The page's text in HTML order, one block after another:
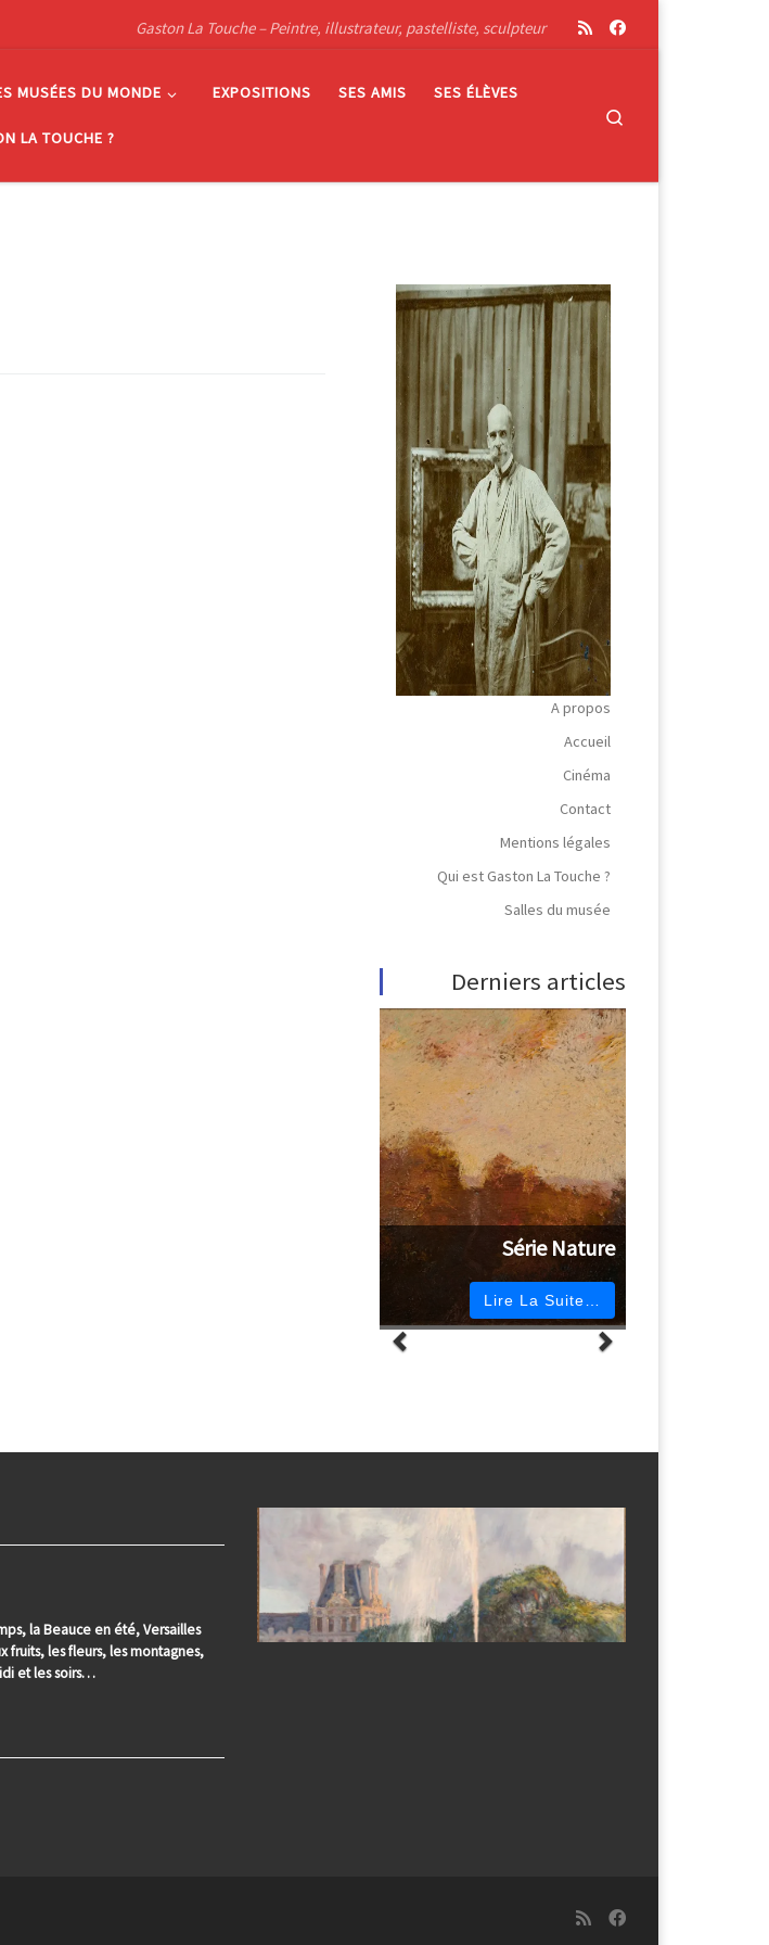
Gaston La Touche – Peintre, illustrateur, pastelliste, sculpteur
MUSÉES DU MONDE EXPOSITIONS SES AMIS SES ÉLÈVES
LA TOUCHE ?
A propos
Accueil
Cinéma
Contact
Mentions légales
Qui est Gaston La Touche ?
Salles du musée
Derniers articles
Série Nature
Lire La Suite…
la Beauce en été, Versailles
fruits, les fleurs, les montagnes,
et les soirs…